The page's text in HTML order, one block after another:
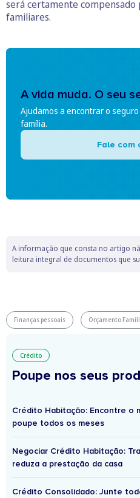
será certamente compensado
familiares.
A vida muda. O seu
Ajudamos a encontrar o
família.
Fale com
A informação que consta no artigo
leitura integral de documentos que
Finanças pessoais Orçamento
Crédito
Poupe nos seus
Crédito Habitação: Encontre o
poupe todos os meses
Negociar Crédito Habitação:
reduza a prestação da casa
Crédito Consolidado: Junte